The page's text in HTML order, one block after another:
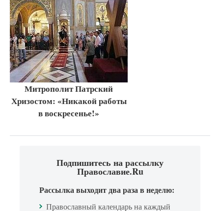
Митрополит Патрский
Хризостом: «Никакой работы
в воскресенье!»
Подпишитесь на рассылку
Православие.Ru
Рассылка выходит два раза в неделю:
Православный календарь на каждый